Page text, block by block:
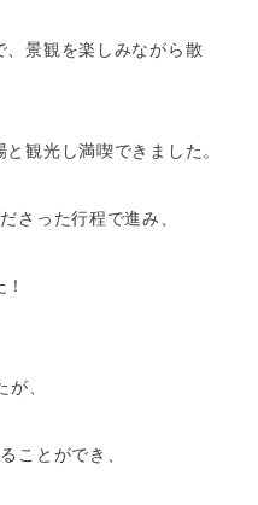
景観を楽しみながら散
観光し満喫できました。
さった行程で進み、
、
ことができ、